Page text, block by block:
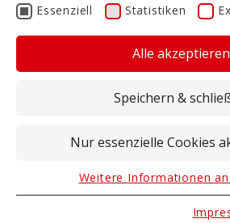
TRG 1000
Die Kurzscheibeneggen G1000
selbstfahrenden
Bauteile sind für höchste
Gülleinjektion.
Die spezielle Scheiben- und
Essenziell Statistiken
Alle akzeptieren
Speichern &
Nur essenzielle Cookies
Essenziell
Essenzielle Cookies werden für
Weitere Informationen